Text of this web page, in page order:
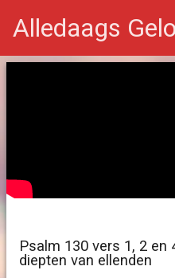
Alledaags
Psalm 130 vers 1, 2 en
diepten van ellenden